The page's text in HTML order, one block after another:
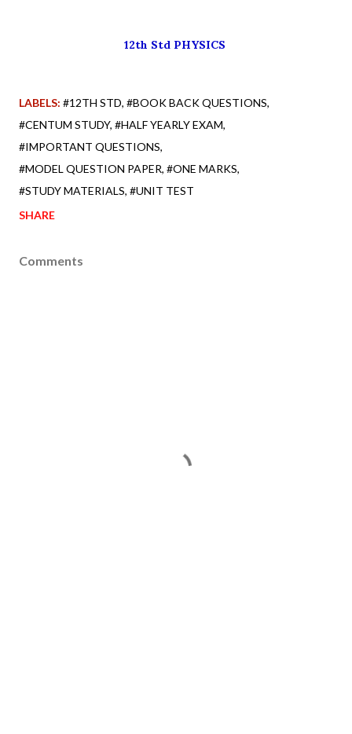
12th Std PHYSICS
LABELS: #12TH STD #BOOK BACK QUESTIONS
#CENTUM STUDY #HALF YEARLY EXAM
#IMPORTANT QUESTIONS
#MODEL QUESTION PAPER #ONE MARKS
#STUDY MATERIALS #UNIT TEST
SHARE
Comments